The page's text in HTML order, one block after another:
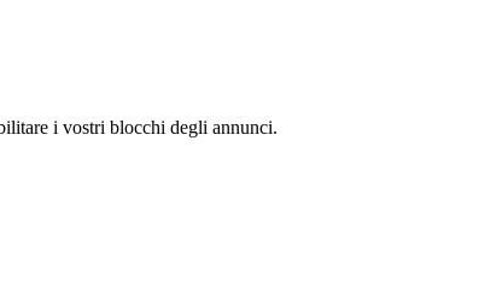
i vostri blocchi degli annunci.